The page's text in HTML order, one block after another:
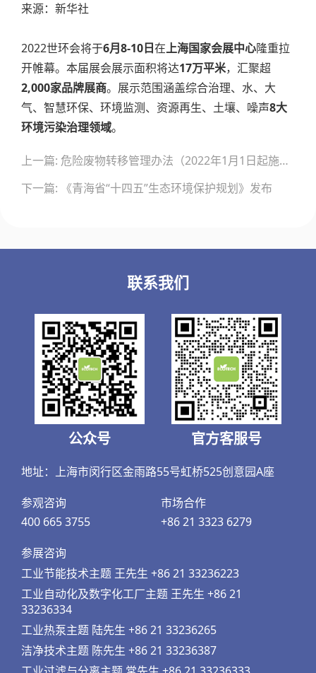
来源：新华社
2022世环会将于6月8-10日在上海国家会展中心隆重拉
开帷幕。本届展会展示面积将达17万平米，汇聚超
2,000家品牌展商。展示范围涵盖综合治理、水、大
气、智慧环保、环境监测、资源再生、土壤、噪声8大
环境污染治理领域。
章
航
上一篇: 危险废物转移管理办法（2022年1月1日起施行）
下一篇: 《青海省“十四五”生态环境保护规划》发布
联系我们
公众号 官方客服号
地址：上海市闵行区金雨路55号虹桥525创意园A座
参观咨询
400 665 3755
市场合作
+86 21 3323 6279
参展咨询
工业节能技术主题 王先生 +86 21 33236223
工业自动化及数字化工厂主题 王先生 +86 21
33236334
工业热泵主题 陆先生 +86 21 33236265
洁净技术主题 陈先生 +86 21 33236387